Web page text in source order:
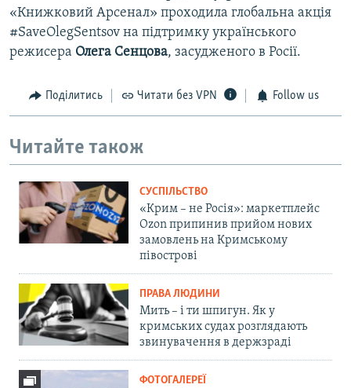
«Книжковий Арсенал» проходила глобальна акція
#SaveOlegSentsov на підтримку українського
режисера Олега Сенцова, засудженого в Росії.
Поділитись Читати без VPN Follow us
Читайте також
СУСПІЛЬСТВО
«Крим – не Росія»: маркетплейс
Ozon припинив прийом нових
замовлень на Кримському
півострові
ПРАВА ЛЮДИНИ
Мить – і ти шпигун. Як у
кримських судах розглядають
звинувачення в держзраді
ФОТОГАЛЕРЕЇ